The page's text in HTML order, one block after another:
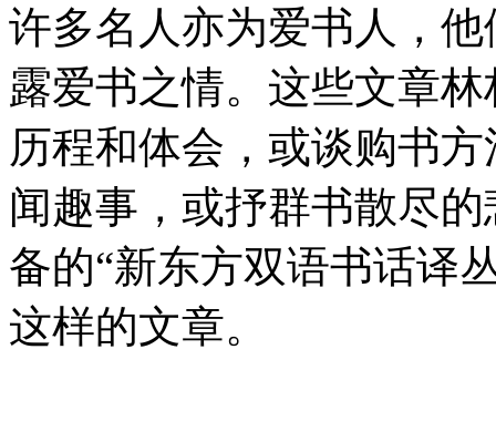
许多名人亦为爱书人，
露爱书之情。这些文章
历程和体会，或谈购书
闻趣事，或抒群书散尽
备的“新东方双语书话译
这样的文章。